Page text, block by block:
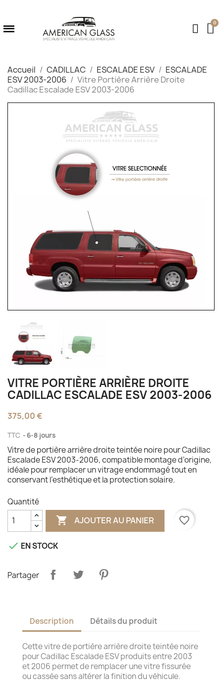
Accueil CADILLAC ESCALADE ESV
ESCALADE
ESV 2003-2006
Vitre Portière Arrière Droite
Cadillac Escalade ESV 2003-2006
VITRE PORTIÈRE ARRIÈRE DROITE
CADILLAC ESCALADE ESV 2003-2006
375,00 €
TTC 6-8 jours
Vitre de portière arrière droite teintée noire pour Cadillac
Escalade ESV 2003-2006, compatible montage d’origine,
idéale pour remplacer un vitrage endommagé tout en
conservant l’esthétique et la protection solaire.
Quantité
 AJOUTER AU PANIER favorite_border
 EN STOCK
Partager
Description Détails du produit
Cette vitre de portière arrière droite teintée noire
pour Cadillac Escalade ESV produits entre 2003
et 2006 permet de remplacer une vitre fissurée
ou cassée sans altérer la finition du véhicule.